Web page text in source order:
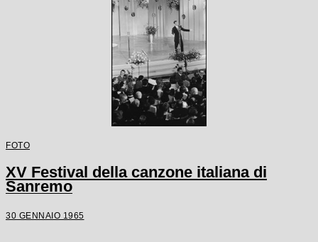
FOTO
XV Festival della canzone italiana di
Sanremo
30 GENNAIO 1965